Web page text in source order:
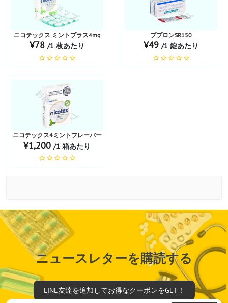
ニコテックス ミントプラス4mg
¥78 /1 枚あたり
ブプロンSR150
¥49 /1 錠あたり
お薬ショップ
ニコテックス4ミントフレーバー
¥1,200 /1 箱あたり
ニュースレターを購読する
LINE友達を追加してお得なクーポンをGET！